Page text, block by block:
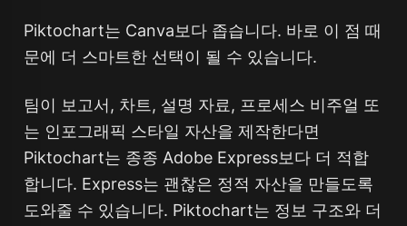
Piktochart는 Canva보다 좁습니다. 바로 이 점 때
문에 더 스마트한 선택이 될 수 있습니다.
팀이 보고서, 차트, 설명 자료, 프로세스 비주얼 또
는 인포그래픽 스타일 자산을 제작한다면
Piktochart는 종종 Adobe Express보다 더 적합
합니다. Express는 괜찮은 정적 자산을 만들도록
도와줄 수 있습니다. Piktochart는 정보 구조와 더